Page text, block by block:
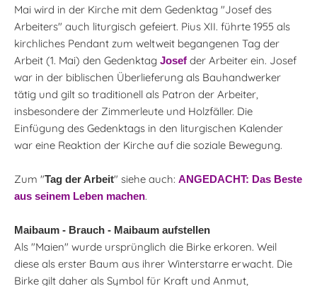
Mai wird in der Kirche mit dem Gedenktag "Josef des
Arbeiters" auch liturgisch gefeiert. Pius XII. führte 1955 als
kirchliches Pendant zum weltweit begangenen Tag der
Arbeit (1. Mai) den Gedenktag Josef der Arbeiter ein. Josef
war in der biblischen Überlieferung als Bauhandwerker
tätig und gilt so traditionell als Patron der Arbeiter,
insbesondere der Zimmerleute und Holzfäller. Die
Einfügung des Gedenktags in den liturgischen Kalender
war eine Reaktion der Kirche auf die soziale Bewegung.
Zum "Tag der Arbeit" siehe auch: ANGEDACHT: Das Beste
aus seinem Leben machen.
Maibaum - Brauch - Maibaum aufstellen
Als "Maien" wurde ursprünglich die Birke erkoren. Weil
diese als erster Baum aus ihrer Winterstarre erwacht. Die
Birke gilt daher als Symbol für Kraft und Anmut,